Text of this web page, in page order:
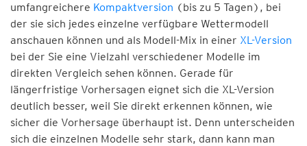
umfangreichere Kompaktversion (bis zu 5 Tagen), bei
der sie sich jedes einzelne verfügbare Wettermodell
anschauen können und als Modell-Mix in einer XL-Version
bei der Sie eine Vielzahl verschiedener Modelle im
direkten Vergleich sehen können. Gerade für
längerfristige Vorhersagen eignet sich die XL-Version
deutlich besser, weil Sie direkt erkennen können, wie
sicher die Vorhersage überhaupt ist. Denn unterscheiden
sich die einzelnen Modelle sehr stark, dann kann man